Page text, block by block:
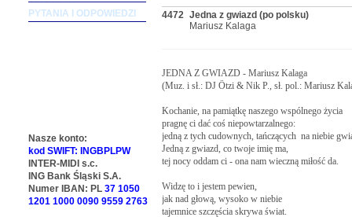
4472 Jedna z gwiazd (po polsku)
Mariusz Kalaga
JEDNA Z GWIAZD - Mariusz Kalaga
(Muz. i sł.: DJ Ötzi & Nik P., sł. pol.: Mariusz
Kochanie, na pamiątkę naszego wspólnego życia
pragnę ci dać coś niepowtarzalnego:
jedną z tych cudownych, tańczących  na niebie
Jedną z gwiazd, co twoje imię ma,
tej nocy oddam ci - ona nam wieczną miłość da.
Widzę to i jestem pewien,
jak nad głową, wysoko w niebie
tajemnice szczęścia skrywa świat.
PYTANIA I ODPOWIEDZI
Nasze konto:
kod SWIFT: INGBPLPW
INTER-MIDI s.c.
ING Bank Śląski S.A.
Numer IBAN: PL 37 1050
1201 1000 0090 9559 2763